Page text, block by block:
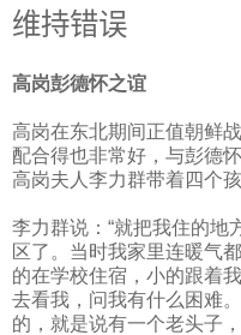
维持错误
高岗彭德怀之谊
高岗在东北期间正值朝鲜
配合得也非常好，与彭德
高岗夫人李力群带着四个
李力群说：“就把我住的地
区了。当时我家里连暖气
的在学校住宿，小的跟着
去看我，问我有什么困难
的，就是说有一个老头子